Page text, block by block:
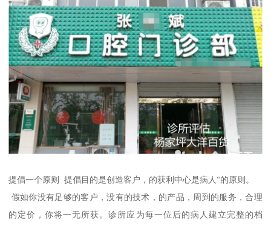
提倡一个原则 提倡目的是创造客户，的获利中心是病人“的原则。
假如你没有足够的客户，没有的技术，的产品，周到的服务，合理
的定价，你将一无所获。诊所应为每一位后的病人建立完整的档